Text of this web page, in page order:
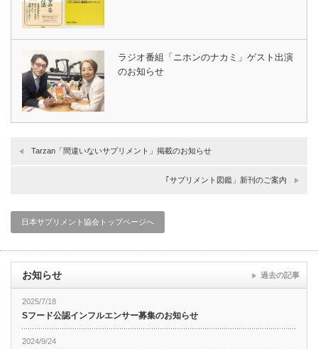
ラジオ番組「ニホンのナカミ」ゲスト出演
のお知らせ
Tarzan「間違いないサプリメント」掲載のお知らせ
｢サプリメント図鑑」新刊のご案内
日本サプリメント協会トップページへ
お知らせ
2025/7/18
Sフード公認インフルエンサー募集のお知らせ
2024/9/24
過去の記事